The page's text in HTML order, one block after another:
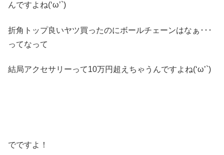
んですよね(‘ω’`)
折角トップ良いヤツ買ったのにボールチェーンはなぁ･･･
ってなって
結局アクセサリーって10万円超えちゃうんですよね(‘ω’`)
でですよ！